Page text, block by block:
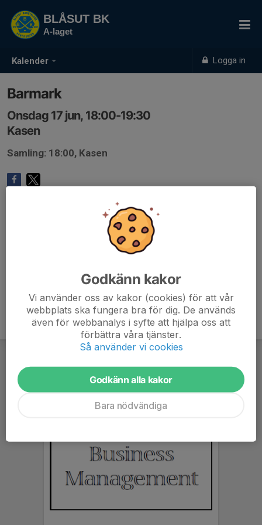
Kalender Logga in
BLÅSUT BK
A-laget
Barmark
Onsdag 17 jun, 18:00-19:30
Kasen
Samling: 18:00, Kasen
Godkänn kakor
Vi använder oss av kakor (cookies) för att vår
webbplats ska fungera bra för dig. De används
även för webbanalys i syfte att hjälpa oss att
förbättra våra tjänster.
Så använder vi cookies
Godkänn alla kakor
Bara nödvändiga